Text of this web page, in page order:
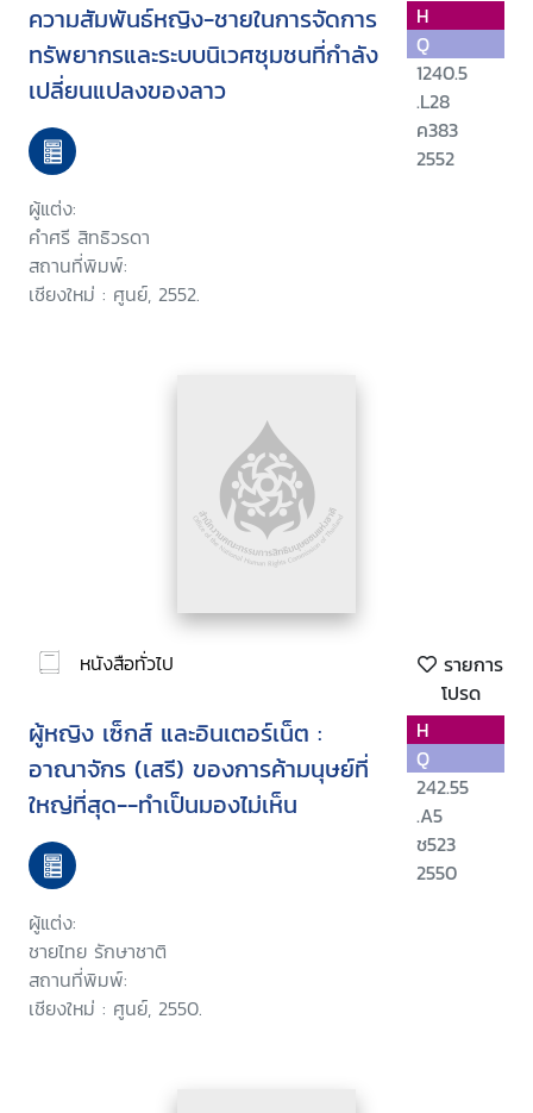
ความสัมพันธ์หญิง-ชายในการจัดการ
ทรัพยากรและระบบนิเวศชุมชนที่กำลัง
เปลี่ยนแปลงของลาว
ผู้แต่ง:
คำศรี สิทธิวรดา
สถานที่พิมพ์:
เชียงใหม่ : ศูนย์, 2552.
H
Q
1240.5
.L28
ค383
2552
หนังสือทั่วไป
รายการ
โปรด
ผู้หญิง เซ็กส์ และอินเตอร์เน็ต :
อาณาจักร (เสรี) ของการค้ามนุษย์ที่
ใหญ่ที่สุด--ทำเป็นมองไม่เห็น
ผู้แต่ง:
ชายไทย รักษาชาติ
สถานที่พิมพ์:
เชียงใหม่ : ศูนย์, 2550.
H
Q
242.55
.A5
ช523
2550